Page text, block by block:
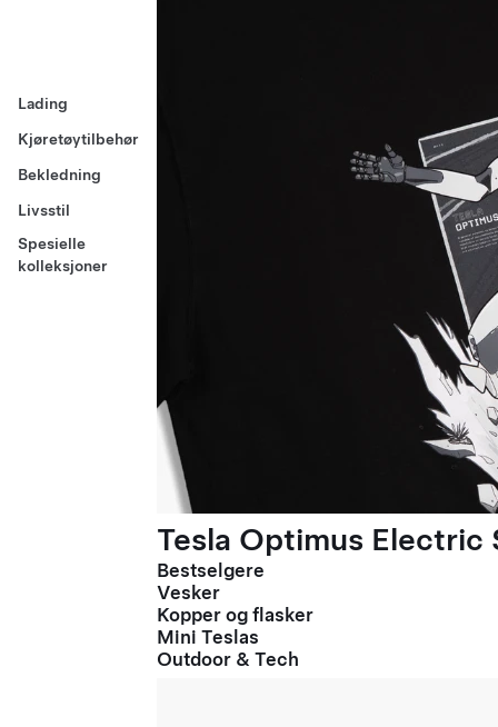
Lading
Kjøretøytilbehør
Bekledning
Livsstil
Spesielle
kolleksjoner
Tesla Optimus
Bestselgere
Vesker
Kopper og flasker
Mini Teslas
Outdoor & Tech